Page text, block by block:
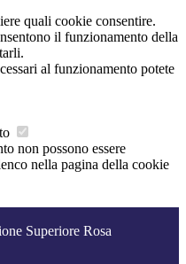
quali cookie consentire.
il funzionamento della
al funzionamento potete
non possono essere
nella pagina della cookie
Superiore Rosa